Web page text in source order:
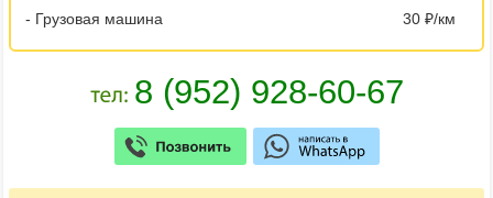
- Грузовая машина 30 ₽/км